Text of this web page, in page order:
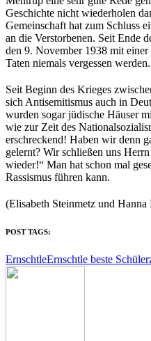
Geschichte nicht wiederholen
Gemeinschaft hat zum Schluss
an die Verstorbenen. Seit Ende
den 9. November 1938 mit
Taten niemals vergessen werden.
Seit Beginn des Krieges
sich Antisemitismus auch in
wurden sogar jüdische Häuser
wie zur Zeit des
erschreckend! Haben wir denn
gelernt? Wir schließen uns
wieder!“ Man hat schon mal
Rassismus führen kann.
(Elisabeth Steinmetz und Hanna
POST TAGS:
ErnschtleErnschtle beste